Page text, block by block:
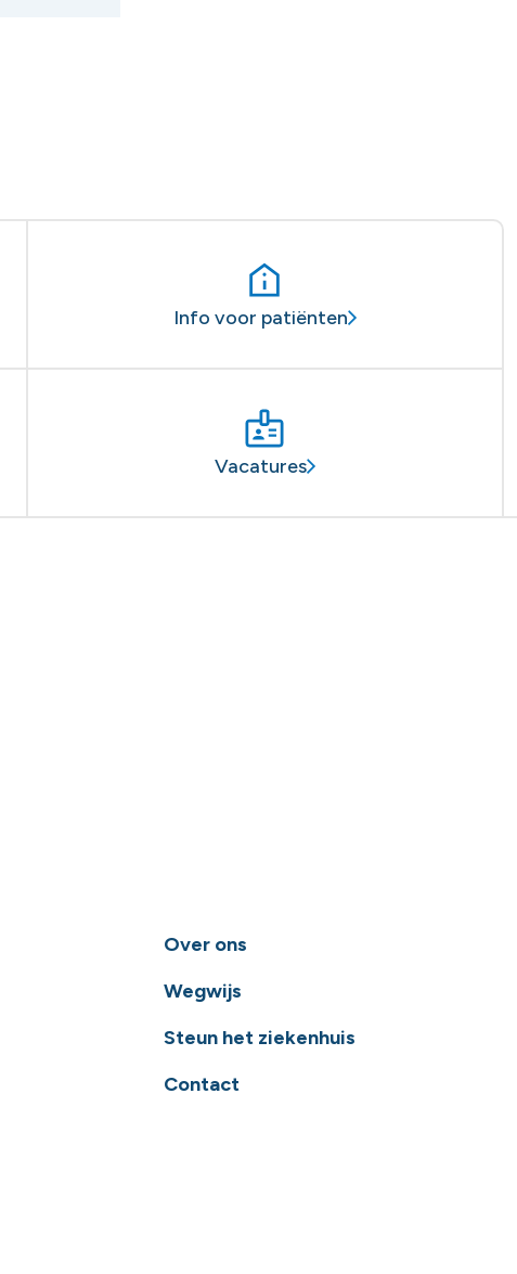
Info voor patiënten
Vacatures
Over ons
Wegwijs
Steun het ziekenhuis
Contact